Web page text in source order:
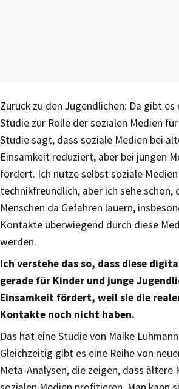
Zurück zu den Jugendlichen: Da gibt
Studie zur Rolle der sozialen Medien
Studie sagt, dass soziale Medien bei
Einsamkeit reduziert, aber bei jungen
fördert. Ich nutze selbst soziale
technikfreundlich, aber ich sehe schon,
Menschen da Gefahren lauern,
Kontakte überwiegend durch diese
werden.
Ich verstehe das so, dass diese
gerade für Kinder und junge
Einsamkeit fördert, weil sie die
Kontakte noch nicht haben.
Das hat eine Studie von Maike
Gleichzeitig gibt es eine Reihe von
Meta-Analysen, die zeigen, dass ältere